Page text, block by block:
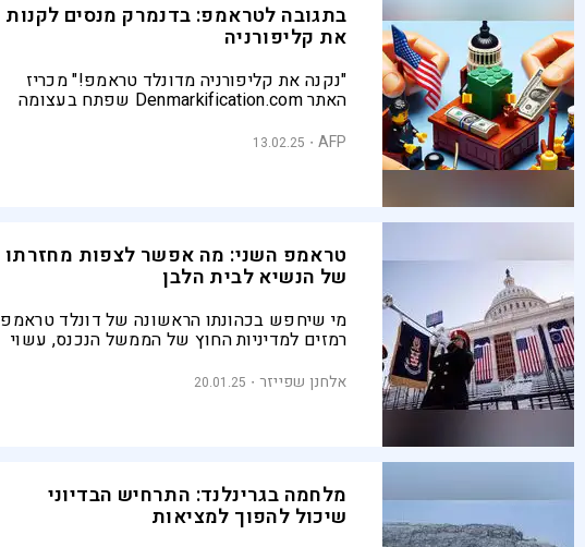
בתגובה לטראמפ: בדנמרק מנסים לקנות
את קליפורניה
"נקנה את קליפורניה מדונלד טראמפ!" מכריז
האתר Denmarkification.com שפתח בעצומה
גרינלנד, טריטוריה דנית אוטנומית, לחלק מארה"ב
AFP
13.02.25
טראמפ השני: מה אפשר לצפות מחזרתו
של הנשיא לבית הלבן
מי שיחפש בכהונתו הראשונה של דונלד טראמפ
רמזים למדיניות החוץ של הממשל הנכנס, עשוי
הכבד שהפעיל על ישראל בסוגיית החטופים,
עוד לפני השבעתו הרשמית היום
אלחנן שפייזר 20.01.25
מלחמה בגרינלנד: התרחיש הבדיוני
שיכול להפוך למציאות